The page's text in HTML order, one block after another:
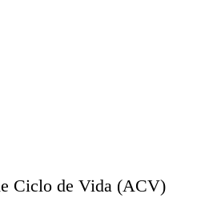
Ciclo de Vida (ACV)